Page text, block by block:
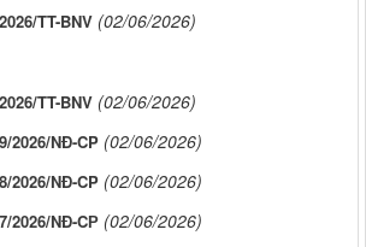
TT-BNV (02/06/2026)
TT-BNV (02/06/2026)
2026/NĐ-CP (02/06/2026)
2026/NĐ-CP (02/06/2026)
2026/NĐ-CР (02/06/2026)